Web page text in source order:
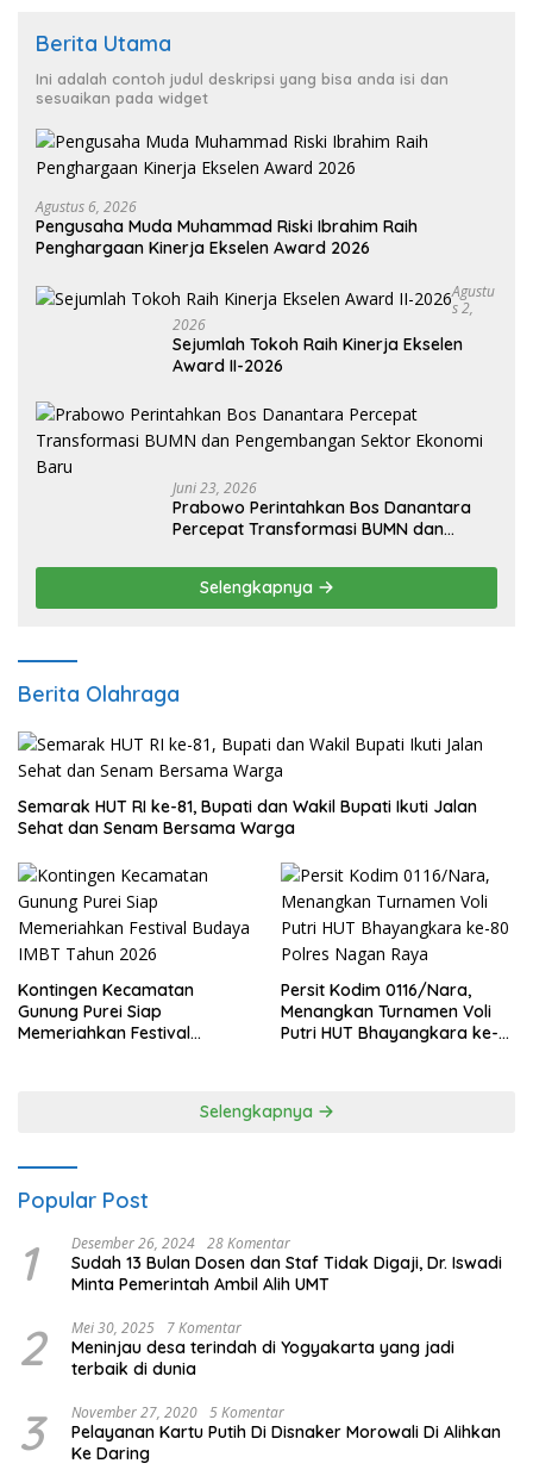
Berita Utama
Ini adalah contoh judul deskripsi yang bisa anda isi dan
sesuaikan pada widget
Agustus 6, 2026
Pengusaha Muda Muhammad Riski Ibrahim Raih
Penghargaan Kinerja Ekselen Award 2026
Agustu
S 2,
2026
Sejumlah Tokoh Raih Kinerja Ekselen
Award II-2026
Juni 23, 2026
Prabowo Perintahkan Bos Danantara
Percepat Transformasi BUMN dan
Selengkapnya
Berita Olahraga
Semarak HUT RI ke-81, Bupati dan Wakil Bupati Ikuti Jalan
Sehat dan Senam Bersama Warga
Kontingen Kecamatan
Gunung Purei Siap
Memeriahkan Festival
Persit Kodim 0116/Nara,
Menangkan Turnamen Voli
Putri HUT Bhayangkara ke-
Selengkapnya
Popular Post
1 Desember 26, 2024 28 Komentar
Sudah 13 Bulan Dosen dan Staf Tidak Digaji, Dr. Iswadi
Minta Pemerintah Ambil Alih UMT
2 Mei 30, 2025 7 Komentar
Meninjau desa terindah di Yogyakarta yang jadi
terbaik di dunia
3 November 27, 2020 5 Komentar
Pelayanan Kartu Putih Di Disnaker Morowali Di Alihkan
Ke Daring